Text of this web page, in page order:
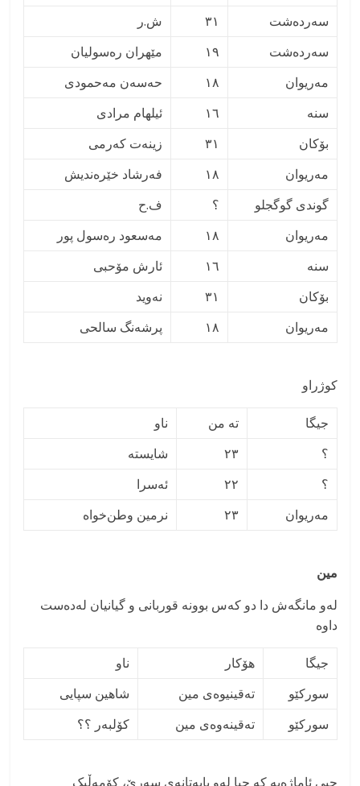
سەردەشت
٣١
ش.ر
سەردەشت
١٩
مێهران رەسولیان
مەریوان
١٨
حەسەن مەحمودی
سنه
١٦
ئیلهام مرادى
بۆکان
٣١
زینەت کەرمی
مەريوان
١٨
فەرشاد خێرەنديش
گوندی گوگجلو
؟
ف.ح
مەریوان
١٨
مەسعود رەسول پور
سنه
١٦
ئارش مۆحبی
بۆکان
٣١
نەوید
مەريوان
١٨ پرشەنگ سالحی
کوژراو
جیگا ته من
ناو
؟
٢٣
شایستە
؟
٢٢
ئەسرا
مەریوان
٢٣ نرمین وطن‌خواه
مین
لەو مانگەش دا دو کەس بوونە قوربانی و گیانیان لەدەست
داوە
جیگا هۆکار
ناو
سورکێو
تەقینیوەی مین
شاهین سپایی
سورکێو
تەقینەوەی مین کۆلبەر ؟؟
جیی ئاماژەیە کە جیا لەو بابەتانەی سەرێ، کۆمەڵیک